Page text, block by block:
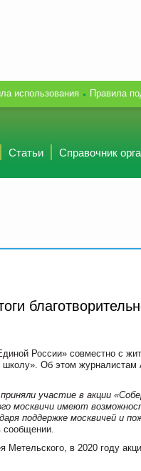
использования Правила
Статьи Справочник
России» совместно с
Об этом
участие в акции
москвичи имеют
поддержке москвичей и
сообщении.
в 2020 году